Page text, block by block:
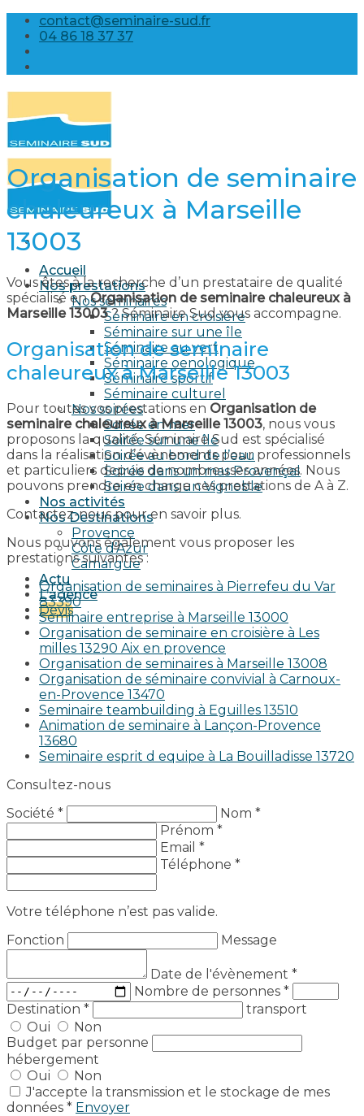
Skip
content
contact@seminaire-sud.fr
04 86 18 37 37
Accueil
Nos prestations
Nos séminaires
Séminaire en croisière
Séminaire sur une île
Séminaire au vert
Séminaire oenologique
Séminaire sportif
Séminaire culturel
Nos soirées
Soirée en mer
Soirée sur une île
Soirée au bord de l’eau
Soirée dans un mas Provençal
Soirée dans un Vignoble
Nos activités
Nos Destinations
Provence
Côte d’Azur
Camargue
Actu
L’agence
Devis
Organisation de seminaire
chaleureux à Marseille
13003
Vous êtes à la recherche d’un prestataire de qualité
spécialisé enOrganisation de seminaire chaleureux à
Marseille 13003? Séminaire Sud vous accompagne.
Organisation de seminaire
chaleureux à Marseille 13003
Pour toutes vos prestations en Organisation de
seminaire chaleureux à Marseille 13003, nous vous
proposons la qualité. Séminaire Sud est spécialisé
dans la réalisation d’évènements pour professionnels
et particuliers depuis de nombreuses années. Nous
pouvons prendre en charge ces prestations de A à Z.
Contactez-nous pour en savoir plus.
Nous pouvons également vous proposer les
prestations suivantes :
Organisation de seminaires à Pierrefeu du Var
83390
Seminaire entreprise à Marseille 13000
Organisation de seminaire en croisière à Les
milles 13290 Aix en provence​
Organisation de seminaires à Marseille 13008
Organisation de séminaire convivial à Carnoux-
en-Provence 13470
Seminaire teambuilding à Eguilles 13510
Animation de seminaire à Lançon-Provence
13680
Seminaire esprit d equipe à La Bouilladisse 13720
Consultez-nous
Société *
Nom *
Prénom *
Email *
Téléphone *
Votre téléphone n’est pas valide.
Fonction
Message
Date de l'évènement *
Nombre de personnes *
Destination *
transport
Oui
Non
Budget par personne
hébergement
Oui
Non
J'accepte la transmission et le stockage de mes
données * Envoyer